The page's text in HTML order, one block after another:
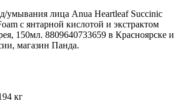
умывания лица Anua Heartleaf Succinic
с янтарной кислотой и экстрактом
150мл. 8809640733659 в Красноярске и
магазин Панда.
кг